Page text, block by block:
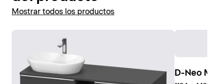
Mostrar todos los productos
D-Neo